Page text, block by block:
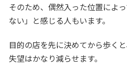
そのため、偶然入った位置によ
ない」と感じる人もいます。
目的の店を先に決めてから歩く
失望はかなり減らせます。